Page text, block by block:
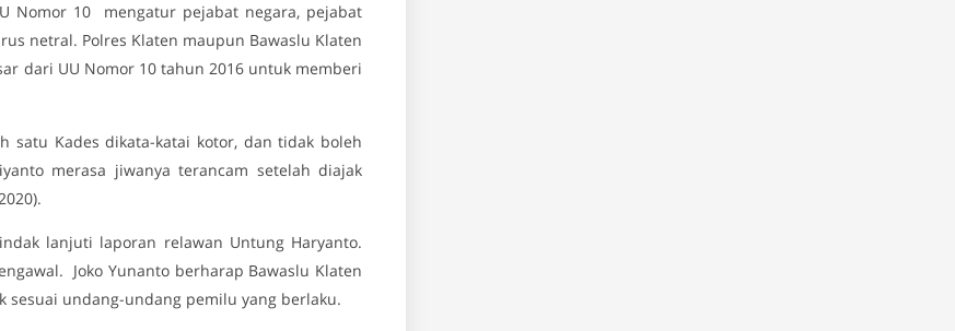
Nomor 10 mengatur pejabat negara, pejabat
netral. Polres Klaten maupun Bawaslu Klaten
dari UU Nomor 10 tahun 2016 untuk memberi
satu Kades dikata-katai kotor, dan tidak boleh
merasa jiwanya terancam setelah diajak
lanjuti laporan relawan Untung Haryanto.
Joko Yunanto berharap Bawaslu Klaten
sesuai undang-undang pemilu yang berlaku.